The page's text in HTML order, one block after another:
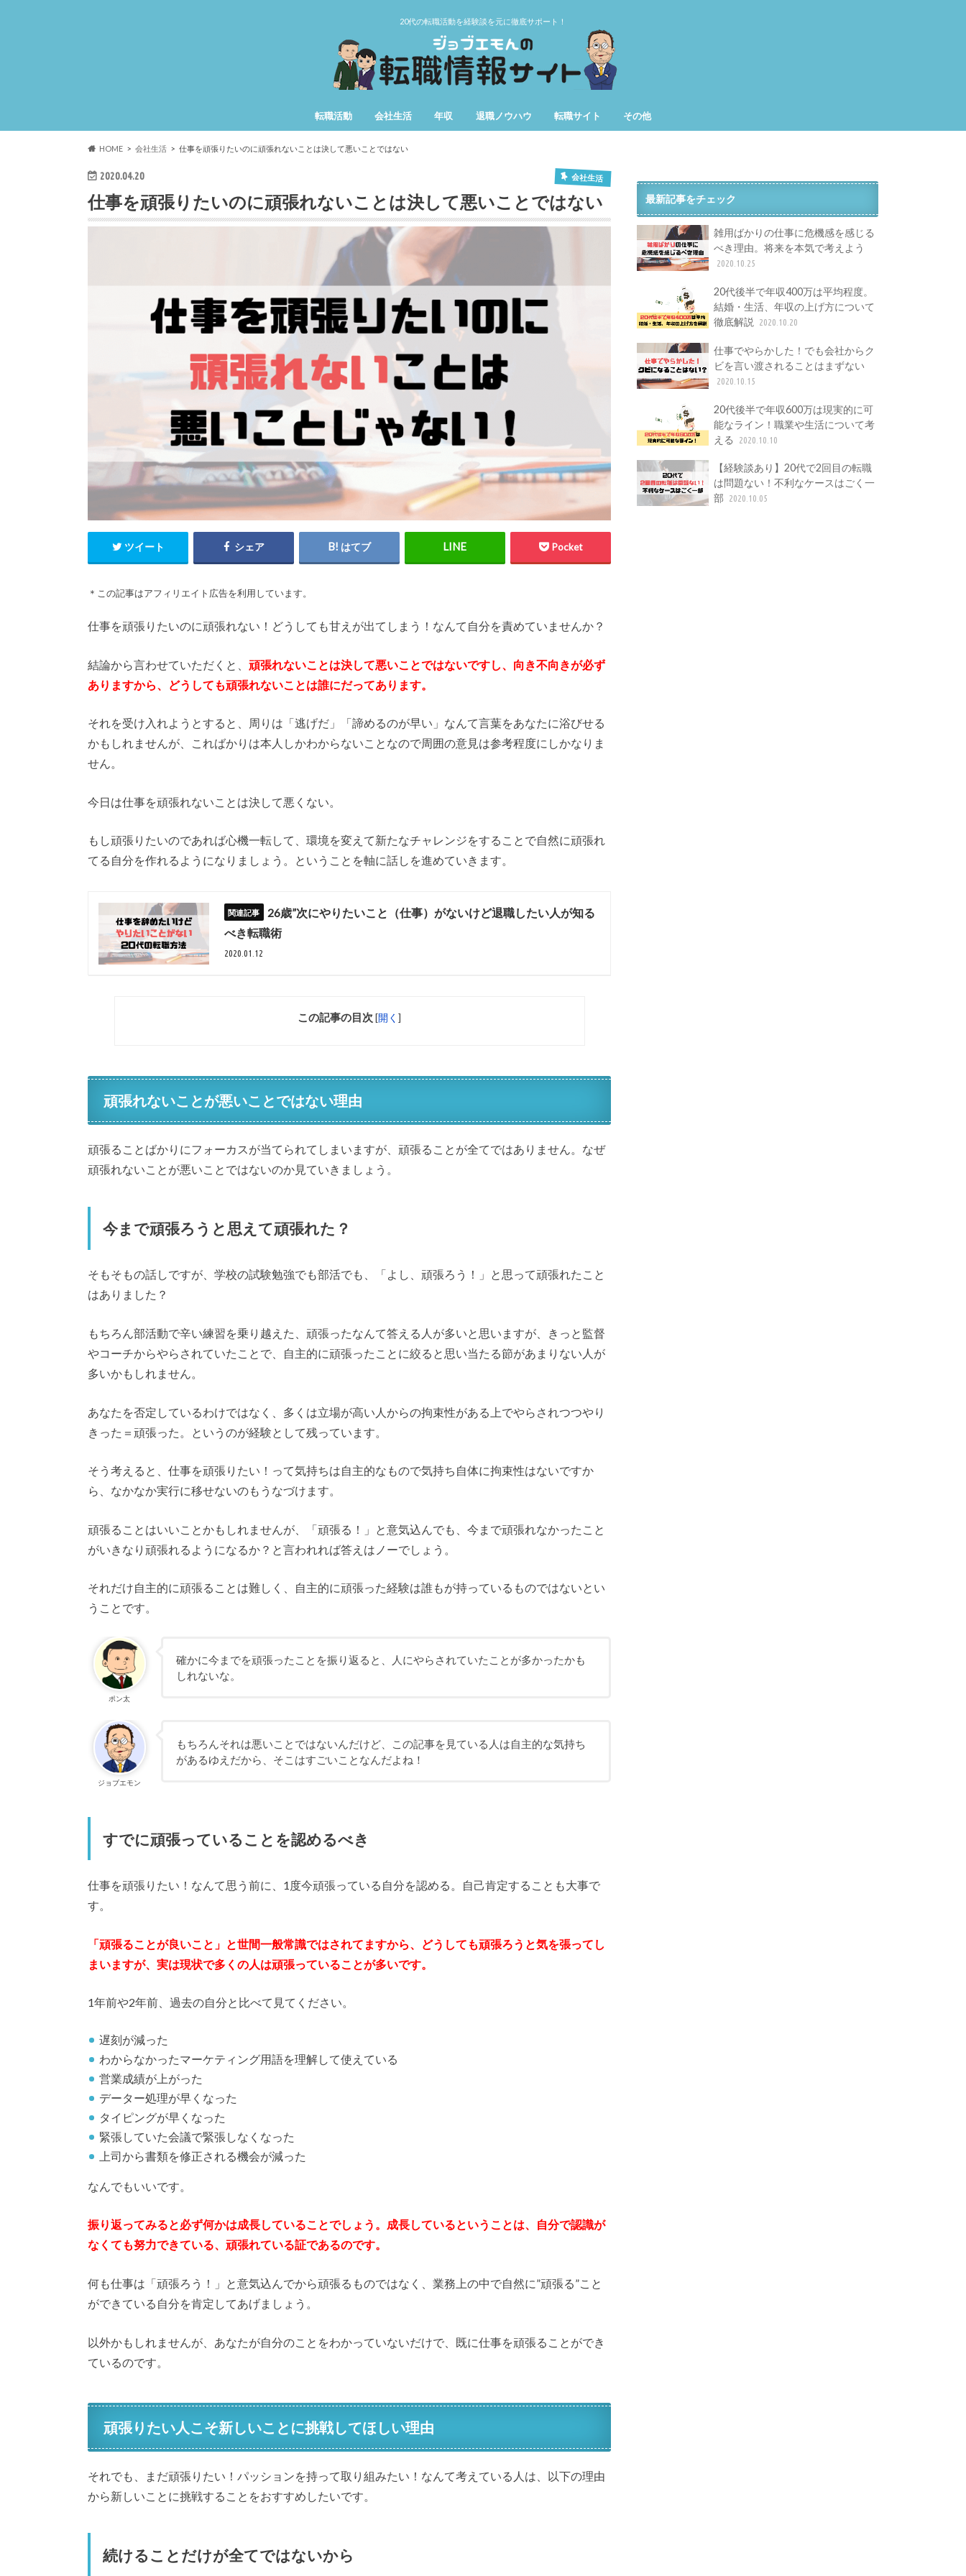
20代の転職活動を経験談を元に徹底サポート！
転職活動 会社生活 年収 退職ノウハウ 転職サイト その他
HOME 会社生活 仕事を頑張りたいのに頑張れないことは決して悪いことではない
2020.04.20 会社生活
仕事を頑張りたいのに頑張れないことは決して悪いことではない
ツイート シェア はてブ Pocket
＊この記事はアフィリエイト広告を利用しています。
仕事を頑張りたいのに頑張れない！どうしても甘えが出てしまう！なんて自分を責めていませんか？
結論から言わせていただくと、 頑張れないことは決して悪いことではないですし、向き不向きが必ず
ありますから、どうしても頑張れないことは誰にだってあります。
それを受け入れようとすると、周りは「逃げだ」「諦めるのが早い」なんて言葉をあなたに浴びせる
かもしれませんが、こればかりは本人しかわからないことなので周囲の意見は参考程度にしかなりま
せん。
今日は仕事を頑張れないことは決して悪くない。
もし頑張りたいのであれば心機一転して、環境を変えて新たなチャレンジをすることで自然に頑張れ
てる自分を作れるようになりましょう。ということを軸に話しを進めていきます。
26歳”次にやりたいこと（仕事）がないけど退職したい人が知る
べき転職術
2020.01.12
この記事の目次 [開く ]
頑張れないことが悪いことではない理由
頑張ることばかりにフォーカスが当てられてしまいますが、頑張ることが全てではありません。なぜ
頑張れないことが悪いことではないのか見ていきましょう。
今まで頑張ろうと思えて頑張れた？
そもそもの話しですが、学校の試験勉強でも部活でも、「よし、頑張ろう！」と思って頑張れたこと
はありました？
もちろん部活動で辛い練習を乗り越えた、頑張ったなんて答える人が多いと思いますが、きっと監督
やコーチからやらされていたことで、自主的に頑張ったことに絞ると思い当たる節があまりない人が
多いかもしれません。
あなたを否定しているわけではなく、多くは立場が高い人からの拘束性がある上でやらされつつやり
きった＝頑張った。というのが経験として残っています。
そう考えると、仕事を頑張りたい！って気持ちは自主的なもので気持ち自体に拘束性はないですか
ら、なかなか実行に移せないのもうなづけます。
頑張ることはいいことかもしれませんが、「頑張る！」と意気込んでも、今まで頑張れなかったこと
がいきなり頑張れるようになるか？と言われれば答えはノーでしょう。
それだけ自主的に頑張ることは難しく、自主的に頑張った経験は誰もが持っているものではないとい
うことです。
ポン太
確かに今までを頑張ったことを振り返ると、人にやらされていたことが多かったかも
しれないな。
ジョブエモン
もちろんそれは悪いことではないんだけど、この記事を見ている人は自主的な気持ち
があるゆえだから、そこはすごいことなんだよね！
すでに頑張っていることを認めるべき
仕事を頑張りたい！なんて思う前に、1度今頑張っている自分を認める。自己肯定することも大事で
す。
「頑張ることが良いこと」と世間一般常識ではされてますから、どうしても頑張ろうと気を張ってし
まいますが、実は現状で多くの人は頑張っていることが多いです。
1年前や2年前、過去の自分と比べて見てください。
遅刻が減った
わからなかったマーケティング用語を理解して使えている
営業成績が上がった
データー処理が早くなった
タイピングが早くなった
緊張していた会議で緊張しなくなった
上司から書類を修正される機会が減った
なんでもいいです。
振り返ってみると必ず何かは成長していることでしょう。成長しているということは、自分で認識が
なくても努力できている、頑張れている証であるのです。
何も仕事は「頑張ろう！」と意気込んでから頑張るものではなく、業務上の中で自然に”頑張る”こと
ができている自分を肯定してあげましょう。
以外かもしれませんが、あなたが自分のことをわかっていないだけで、既に仕事を頑張ることができ
ているのです。
頑張りたい人こそ新しいことに挑戦してほしい理由
それでも、まだ頑張りたい！パッションを持って取り組みたい！なんて考えている人は、以下の理由
から新しいことに挑戦することをおすすめしたいです。
続けることだけが全てではないから
最新記事をチェック
雑用ばかりの仕事に危機感を感じる
べき理由。将来を本気で考えよう
2020.10.25
20代後半で年収400万は平均程度。
結婚・生活、年収の上げ方について
徹底解説
2020.10.20
仕事でやらかした！でも会社からク
ビを言い渡されることはまずない
2020.10.15
20代後半で年収600万は現実的に可
能なライン！職業や生活について考
える
2020.10.10
【経験談あり】20代で2回目の転職
は問題ない！不利なケースはごく一
部
2020.10.05